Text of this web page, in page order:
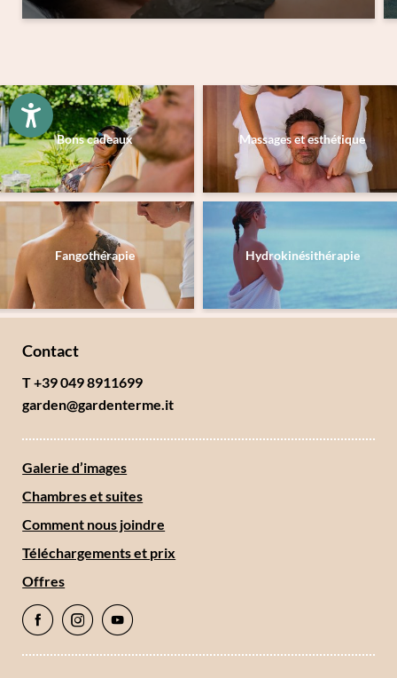
Bons cadeaux Massages et esthétique
Fangothérapie Hydrokinésithérapie
Contact
T +39 049 8911699
garden@gardenterme.it
Galerie d’images
Chambres et suites
Comment nous joindre
Téléchargements et prix
Offres
Titre
Prénom Nom de famille*
E-mail*
Accord au marketing*
*champs obligatoires
Envoyer